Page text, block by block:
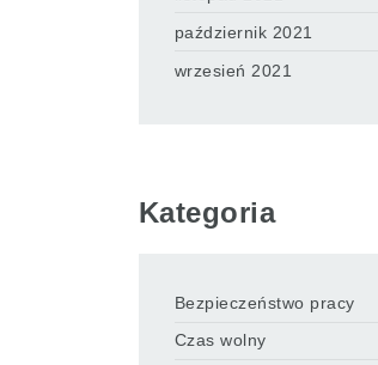
październik 2021
wrzesień 2021
Kategoria
Bezpieczeństwo pracy
Czas wolny